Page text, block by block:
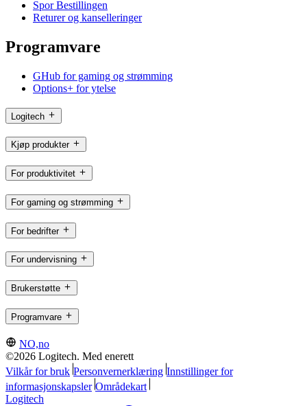
Spor Bestillingen
Returer og kanselleringer
Programvare
GHub for gaming og strømming
Options+ for ytelse
Logitech
Kjøp produkter
For produktivitet
For gaming og strømming
For bedrifter
For undervisning
Brukerstøtte
Programvare
NO,no
©2026 Logitech. Med enerett
Vilkår for bruk Personvernerklæring Innstillinger for
informasjonskapsler Områdekart
Logitech